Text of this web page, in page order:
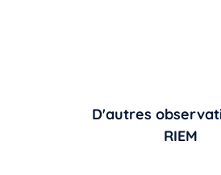
D'autres
RIEM